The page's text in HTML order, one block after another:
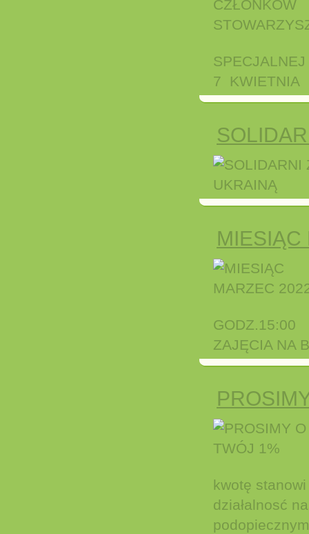
7 KWIETNIA
MIESIĄC
GODZ.15:00
ZAJĘCIA
kwotę
działalnosć